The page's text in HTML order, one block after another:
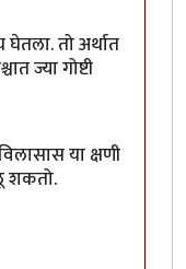
तो अर्थात
ज्या गोष्टी
या क्षणी
शकतो.